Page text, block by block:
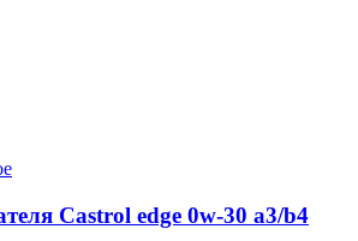
Castrol edge 0w-30 a3/b4